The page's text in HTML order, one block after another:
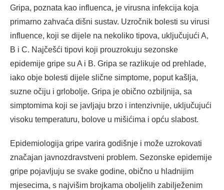
Gripa, poznata kao influenca, je virusna infekcija koja
primarno zahvaća dišni sustav. Uzročnik bolesti su virusi
influence, koji se dijele na nekoliko tipova, uključujući A,
B i C. Najčešći tipovi koji prouzrokuju sezonske
epidemije gripe su A i B. Gripa se razlikuje od prehlade,
iako obje bolesti dijele slične simptome, poput kašlja,
suzne očiju i grlobolje. Gripa je obično ozbiljnija, sa
simptomima koji se javljaju brzo i intenzivnije, uključujući
visoku temperaturu, bolove u mišićima i opću slabost.
Epidemiologija gripe varira godišnje i može uzrokovati
značajan javnozdravstveni problem. Sezonske epidemije
gripe pojavljuju se svake godine, obično u hladnijim
mjesecima, s najvišim brojkama oboljelih zabilježenim